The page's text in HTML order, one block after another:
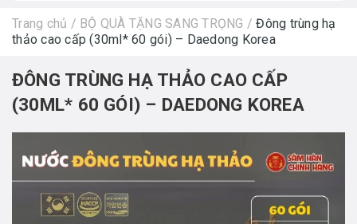
Trang chủ / BỘ QUÀ TẶNG SANG TRỌNG /Đông trùng hạ
thảo cao cấp (30ml* 60 gói) – Daedong Korea
ĐÔNG TRÙNG HẠ THẢO CAO CẤP
(30ML* 60 GÓI) – DAEDONG KOREA